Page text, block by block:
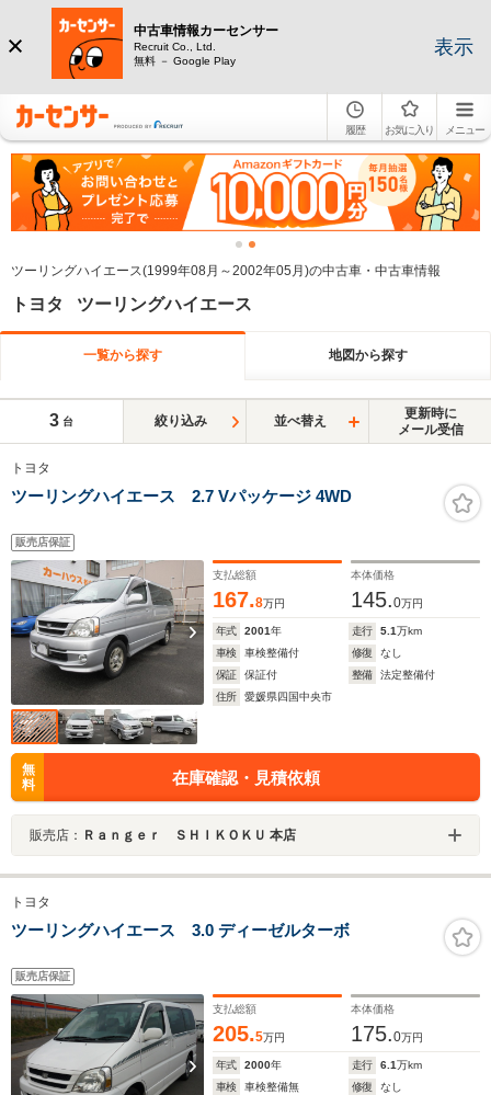
中古車情報カーセンサー
Recruit Co., Ltd.
無料 － Google Play
表示
履歴 お気に入り メニュー
ツーリングハイエース(1999年08月～2002年05月)の中古車・中古車情報
トヨタ ツーリングハイエース
一覧から探す 地図から探す
3 台 絞り込み 並べ替え
更新時に
メール受信
トヨタ
ツーリングハイエース 2.7 Vパッケージ 4WD
販売店保証
支払総額
167.8万円
本体価格
145.0万円
年式 2001年 走行 5.1万km
車検
車検整備付 修復
なし
保証
保証付 整備
法定整備付
住所
愛媛県四国中央市
無
料
在庫確認・見積依頼
販売店： Ｒａｎｇｅｒ ＳＨＩＫＯＫＵ 本店
トヨタ
ツーリングハイエース 3.0 ディーゼルターボ
販売店保証
支払総額
205.5万円
本体価格
175.0万円
年式 2000年 走行 6.1万km
車検
車検整備無 修復
なし